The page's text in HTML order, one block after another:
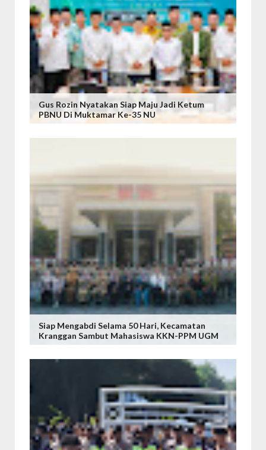
Gus Rozin Nyatakan Siap Maju Jadi Ketum
PBNU Di Muktamar Ke-35 NU
Siap Mengabdi Selama 50 Hari, Kecamatan
Kranggan Sambut Mahasiswa KKN-PPM UGM